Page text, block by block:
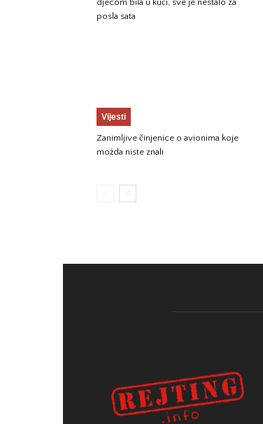
djecom bila u kući, sve je nestalo za
posla sata
Vijesti
Zanimljive činjenice o avionima koje
možda niste znali